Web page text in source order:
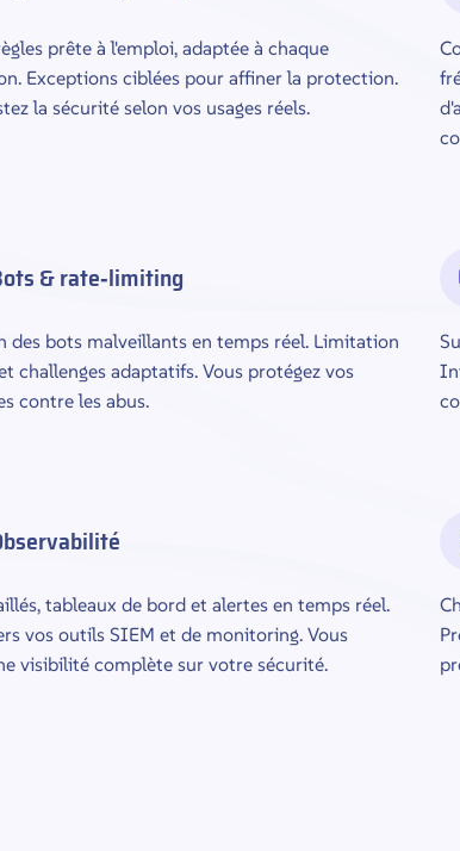
prête à l'emploi, adaptée à chaque
Exceptions ciblées pour affiner la protection.
la sécurité selon vos usages réels.
& rate‑limiting
des bots malveillants en temps réel. Limitation
challenges adaptatifs. Vous protégez vos
contre les abus.
tableaux de bord et alertes en temps réel.
vos outils SIEM et de monitoring. Vous
visibilité complète sur votre sécurité.